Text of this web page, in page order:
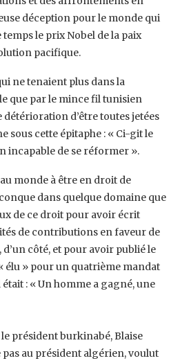
déception ‎pour le monde qui
le prix Nobel de la paix
pacifique.
ne tenaient plus dans la
que par le ‎mince fil tunisien
d’être toutes jetées
sous cette épitaphe : « Ci-git le
incapable de se ‎réformer ».‎
monde à être en droit de
dans ‎quelque domaine que
de ce droit pour avoir écrit
de contributions en faveur de
côté, et pour ‎avoir publié le
élu » pour un quatrième mandat
était : « Un homme a gagné, une
président burkinabé, Blaise
au ‎président algérien, voulut